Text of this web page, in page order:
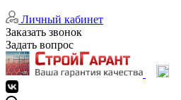
Личный кабинет
Заказать звонок
Задать вопрос